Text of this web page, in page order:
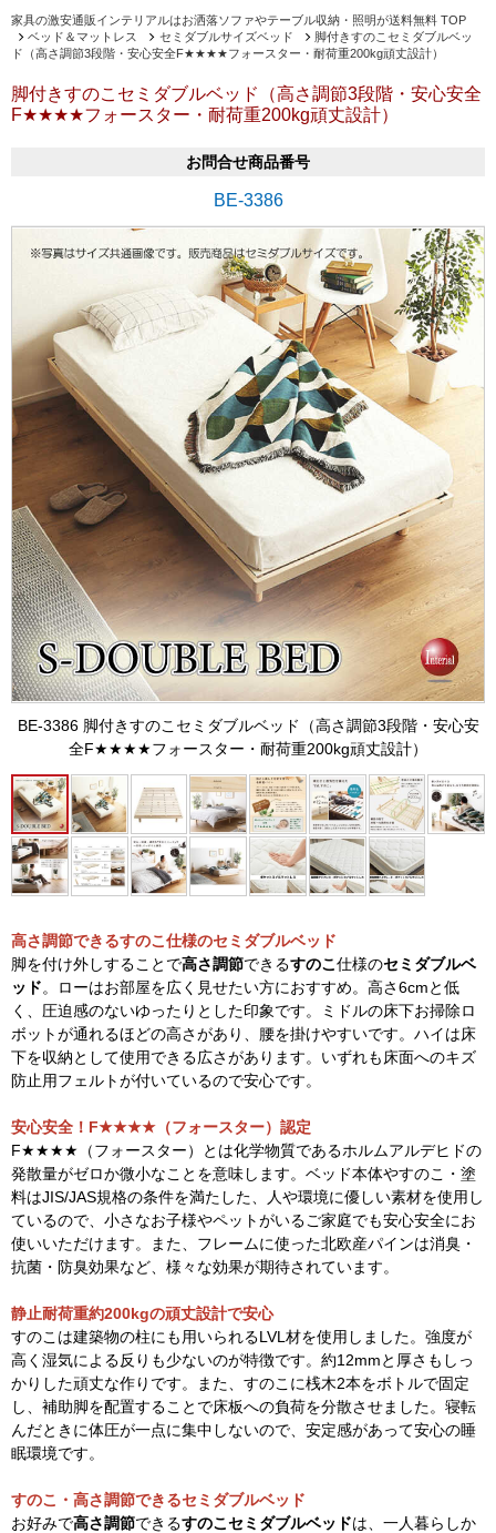
家具の激安通販インテリアルはお洒落ソファやテーブル収納・照明が送料無料 TOP
ベッド＆マットレス
セミダブルサイズベッド
脚付きすのこセミダブルベッ
ド（高さ調節3段階・安心安全F★★★★フォースター・耐荷重200kg頑丈設計）
脚付きすのこセミダブルベッド（高さ調節3段階・安心安全
F★★★★フォースター・耐荷重200kg頑丈設計）
お問合せ商品番号
BE-3386
BE-3386 脚付きすのこセミダブルベッド（高さ調節3段階・安心安
全F★★★★フォースター・耐荷重200kg頑丈設計）
高さ調節できるすのこ仕様のセミダブルベッド
脚を付け外しすることで高さ調節できるすのこ仕様のセミダブルベ
ッド。ローはお部屋を広く見せたい方におすすめ。高さ6cmと低
く、圧迫感のないゆったりとした印象です。ミドルの床下お掃除ロ
ボットが通れるほどの高さがあり、腰を掛けやすいです。ハイは床
下を収納として使用できる広さがあります。いずれも床面へのキズ
防止用フェルトが付いているので安心です。
安心安全！F★★★★（フォースター）認定
F★★★★（フォースター）とは化学物質であるホルムアルデヒドの
発散量がゼロか微小なことを意味します。ベッド本体やすのこ・塗
料はJIS/JAS規格の条件を満たした、人や環境に優しい素材を使用し
ているので、小さなお子様やペットがいるご家庭でも安心安全にお
使いいただけます。また、フレームに使った北欧産パインは消臭・
抗菌・防臭効果など、様々な効果が期待されています。
静止耐荷重約200kgの頑丈設計で安心
すのこは建築物の柱にも用いられるLVL材を使用しました。強度が
高く湿気による反りも少ないのが特徴です。約12mmと厚さもしっ
かりした頑丈な作りです。また、すのこに桟木2本をボトルで固定
し、補助脚を配置することで床板への負荷を分散させました。寝転
んだときに体圧が一点に集中しないので、安定感があって安心の睡
眠環境です。
すのこ・高さ調節できるセミダブルベッド
お好みで高さ調節できるすのこセミダブルベッドは、一人暮らしか